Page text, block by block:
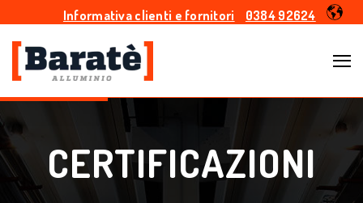
Informativa clienti e fornitori 0384 92624
CERTIFICAZIONI